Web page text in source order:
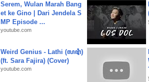
Serem, Wulan Marah Bang
et ke Gino | Dari Jendela S
MP Episode ...
youtube.com
Weird Genius - Lathi (ꦭꦛꦶ)
(ft. Sara Fajira) (Cover)
youtube.com